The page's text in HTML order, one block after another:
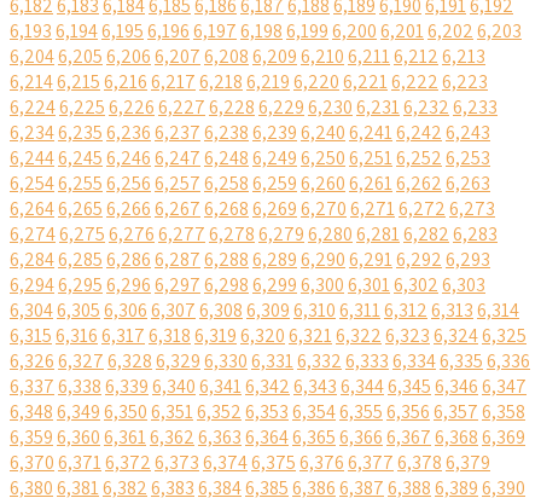
6,1826,1836,1846,1856,1866,1876,1886,1896,1906,1916,192
6,1936,1946,1956,1966,1976,1986,1996,2006,2016,2026,203
6,2046,2056,2066,2076,2086,2096,2106,2116,2126,213
6,2146,2156,2166,2176,2186,2196,2206,2216,2226,223
6,2246,2256,2266,2276,2286,2296,2306,2316,2326,233
6,2346,2356,2366,2376,2386,2396,2406,2416,2426,243
6,2446,2456,2466,2476,2486,2496,2506,2516,2526,253
6,2546,2556,2566,2576,2586,2596,2606,2616,2626,263
6,2646,2656,2666,2676,2686,2696,2706,2716,2726,273
6,2746,2756,2766,2776,2786,2796,2806,2816,2826,283
6,2846,2856,2866,2876,2886,2896,2906,2916,2926,293
6,2946,2956,2966,2976,2986,2996,3006,3016,3026,303
6,3046,3056,3066,3076,3086,3096,3106,3116,3126,3136,314
6,3156,3166,3176,3186,3196,3206,3216,3226,3236,3246,325
6,3266,3276,3286,3296,3306,3316,3326,3336,3346,3356,336
6,3376,3386,3396,3406,3416,3426,3436,3446,3456,3466,347
6,3486,3496,3506,3516,3526,3536,3546,3556,3566,3576,358
6,3596,3606,3616,3626,3636,3646,3656,3666,3676,3686,369
6,3706,3716,3726,3736,3746,3756,3766,3776,3786,379
6,3806,3816,3826,3836,3846,3856,3866,3876,3886,3896,390